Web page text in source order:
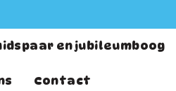
en jubileumboog
Contact